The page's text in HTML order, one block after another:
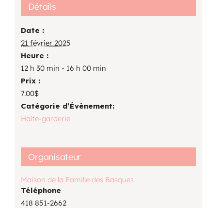
Détails
Date :
21 février 2025
Heure :
12 h 30 min - 16 h 00 min
Prix :
7.00$
Catégorie d’Évènement:
Halte-garderie
Organisateur
Maison de la Famille des Basques
Téléphone
418 851-2662